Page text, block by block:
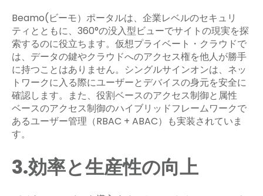
Beamo(ビーモ）ポータルは、企業レベルのセキュリ
ティとともに、360°の没入型ビューでサイトの現実を探
索するのに役立ちます。仮想プライベート・クラウドで
は、データの鍵やクラウドへのアクセス権を他人が勝手
に持つことはありません。シングルサインオンは、ネッ
トワークに入る際にユーザーとデバイスの身元を安全に
確認します。また、役割ベースのアクセス制御と属性
ベースのアクセス制御のハイブリッドフレームワークで
あるユーザー管理（RBAC + ABAC）も実装されていま
す。
3.効率と生産性の向上